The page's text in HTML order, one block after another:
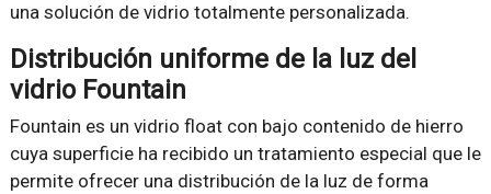
una solución de vidrio totalmente personalizada.
Distribución uniforme de la luz del
vidrio Fountain
Fountain es un vidrio float con bajo contenido de hierro
cuya superficie ha recibido un tratamiento especial que le
permite ofrecer una distribución de la luz de forma